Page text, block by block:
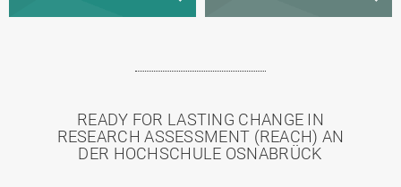
READY FOR LASTING CHANGE IN
RESEARCH ASSESSMENT (REACH) AN
DER HOCHSCHULE OSNABRÜCK